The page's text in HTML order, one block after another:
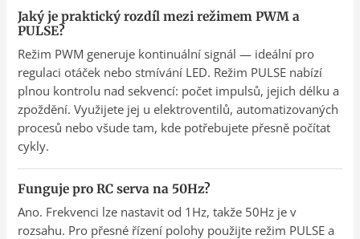
Jaký je praktický rozdíl mezi režimem PWM a
PULSE?
Režim PWM generuje kontinuální signál — ideální pro
regulaci otáček nebo stmívání LED. Režim PULSE nabízí
plnou kontrolu nad sekvencí: počet impulsů, jejich délku a
zpoždění. Využijete jej u elektroventilů, automatizovaných
procesů nebo všude tam, kde potřebujete přesně počítat
cykly.
Funguje pro RC serva na 50Hz?
Ano. Frekvenci lze nastavit od 1Hz, takže 50Hz je v
rozsahu. Pro přesné řízení polohy použijte režim PULSE a